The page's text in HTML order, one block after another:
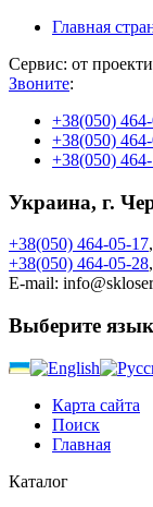
Главная
Сервис: от
Звоните:
+38(050)
+38(050)
+38(050)
Украина, г.
+38(050) 464-05-17,
+38(050) 464-05-28,
E-mail:
Выберите
Карта сайта
Поиск
Главная
Каталог